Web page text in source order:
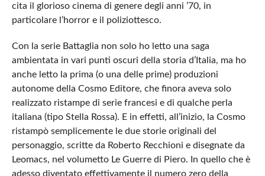
cita il glorioso cinema di genere degli anni ’70, in
particolare l’horror e il poliziottesco.
Con la serie Battaglia non solo ho letto una saga
ambientata in vari punti oscuri della storia d’Italia, ma ho
anche letto la prima (o una delle prime) produzioni
autonome della Cosmo Editore, che finora aveva solo
realizzato ristampe di serie francesi e di qualche perla
italiana (tipo Stella Rossa). E in effetti, all’inizio, la Cosmo
ristampò semplicemente le due storie originali del
personaggio, scritte da Roberto Recchioni e disegnate da
Leomacs, nel volumetto Le Guerre di Piero. In quello che è
adesso diventato effettivamente il numero zero della